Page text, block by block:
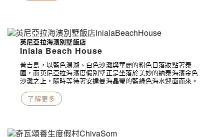
英尼亞拉海濱別墅飯店
Iniala Beach House
普吉島，以藍色潟湖、白色沙灘與華麗的粉色日落妝點著泰
國，而英尼亞拉海濱度假別墅正是坐落於美妙的納泰海濱金色
沙灘之上，隨時等待著安達曼海晶瑩的藍綠色海水迎面而來。
了解更多